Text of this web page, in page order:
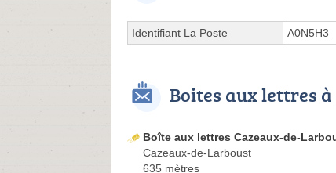
Identifiant La Poste A0N5H3
Boites aux lettres
Boîte aux lettres Cazeaux-de-
Cazeaux-de-Larboust
635 mètres